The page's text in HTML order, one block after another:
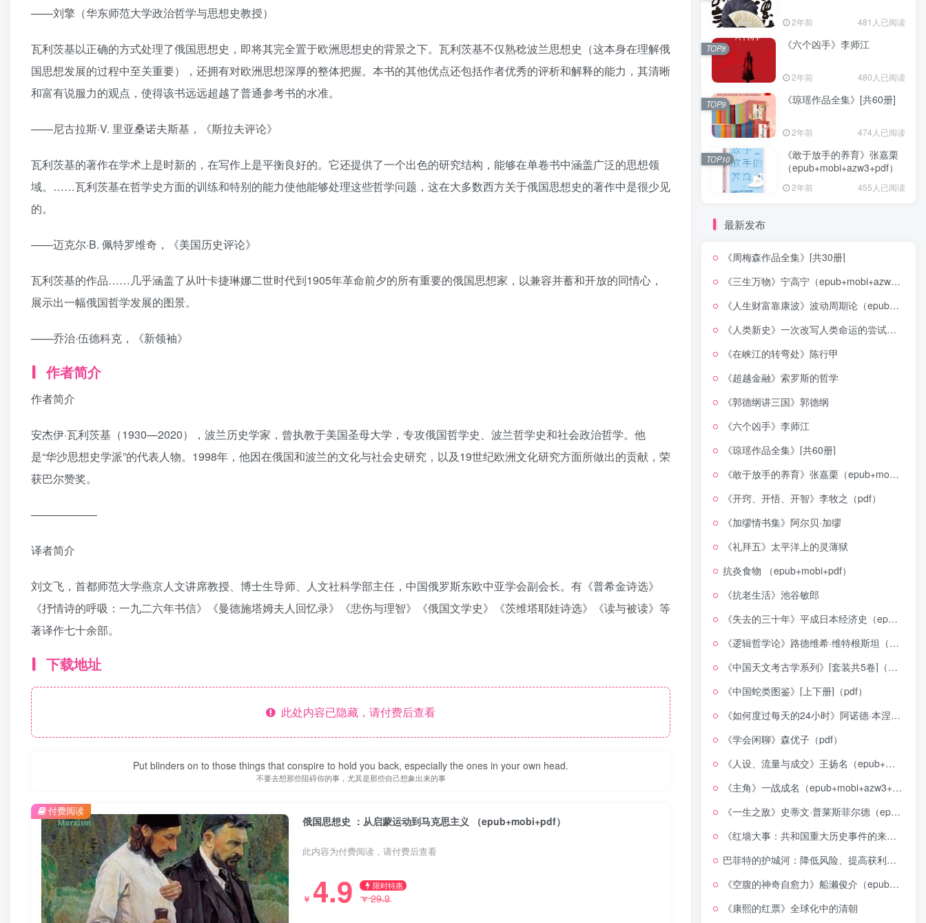
——刘擎（华东师范大学政治哲学与思想史教授）
瓦利茨基以正确的方式处理了俄国思想史，即将其完全置于欧洲思想史的背景之下。瓦利茨基不仅熟稔波兰思想史（这本身在理解俄
国思想发展的过程中至关重要），还拥有对欧洲思想深厚的整体把握。本书的其他优点还包括作者优秀的评析和解释的能力，其清晰
和富有说服力的观点，使得该书远远超越了普通参考书的水准。
——尼古拉斯·V. 里亚桑诺夫斯基，《斯拉夫评论》
瓦利茨基的著作在学术上是时新的，在写作上是平衡良好的。它还提供了一个出色的研究结构，能够在单卷书中涵盖广泛的思想领
域。……瓦利茨基在哲学史方面的训练和特别的能力使他能够处理这些哲学问题，这在大多数西方关于俄国思想史的著作中是很少见
的。
——迈克尔·B. 佩特罗维奇，《美国历史评论》
瓦利茨基的作品……几乎涵盖了从叶卡捷琳娜二世时代到1905年革命前夕的所有重要的俄国思想家，以兼容并蓄和开放的同情心，
展示出一幅俄国哲学发展的图景。
——乔治·伍德科克，《新领袖》
作者简介
作者简介
安杰伊·瓦利茨基（1930—2020），波兰历史学家，曾执教于美国圣母大学，专攻俄国哲学史、波兰哲学史和社会政治哲学。他
是“华沙思想史学派”的代表人物。1998年，他因在俄国和波兰的文化与社会史研究，以及19世纪欧洲文化研究方面所做出的贡献，荣
获巴尔赞奖。
——————
译者简介
刘文飞，首都师范大学燕京人文讲席教授、博士生导师、人文社科学部主任，中国俄罗斯东欧中亚学会副会长。有《普希金诗选》
《抒情诗的呼吸：一九二六年书信》《曼德施塔姆夫人回忆录》《悲伤与理智》《俄国文学史》《茨维塔耶娃诗选》《读与被读》等
著译作七十余部。
下载地址
此处内容已隐藏，请付费后查看
Put blinders on to those things that conspire to hold you back, especially the ones in your own head.
不要去想那些阻碍你的事，尤其是那些自己想象出来的事
俄国思想史 ：从启蒙运动到马克思主义 （epub+mobi+pdf）
此内容为付费阅读，请付费后查看
￥ 4.9 限时特惠
￥29.9
付费阅读
2年前 481人已阅读
《六个凶手》李师江
2年前 480人已阅读
TOP8
《琼瑶作品全集》[共60册]
2年前 474人已阅读
TOP9
《敢于放手的养育》张嘉栗
（epub+mobi+azw3+pdf）
2年前 455人已阅读
TOP10
最新发布
《周梅森作品全集》[共30册]
《三生万物》宁高宁（epub+mobi+azw3+pdf）
《人生财富靠康波》波动周期论（epub+mobi+azw3+pdf）
《人类新史》一次改写人类命运的尝试（epub+mobi+azw3+pdf）
《在峡江的转弯处》陈行甲
《超越金融》索罗斯的哲学
《郭德纲讲三国》郭德纲
《六个凶手》李师江
《琼瑶作品全集》[共60册]
《敢于放手的养育》张嘉栗（epub+mobi+azw3+pdf）
《开窍、开悟、开智》李牧之（pdf）
《加缪情书集》阿尔贝·加缪
《礼拜五》太平洋上的灵薄狱
抗炎食物 （epub+mobi+pdf）
《抗老生活》池谷敏郎
《失去的三十年》平成日本经济史（epub+mobi+azw3+pdf）
《逻辑哲学论》路德维希·维特根斯坦（epub+mobi+azw3+pdf）
《中国天文考古学系列》[套装共5卷]（epub+mobi+azw3+pdf）
《中国蛇类图鉴》[上下册]（pdf）
《如何度过每天的24小时》阿诺德·本涅特（epub+mobi+azw3+pdf）
《学会闲聊》森优子（pdf）
《人设、流量与成交》王扬名（epub+mobi+azw3+pdf）
《主角》一战成名（epub+mobi+azw3+pdf）
《一生之敌》史蒂文·普莱斯菲尔德（epub+mobi+azw3+pdf）
《红墙大事：共和国重大历史事件的来龙去脉》（全二册）（pdf）
巴菲特的护城河：降低风险、提高获利的股市真规则(epub+azw3+mobi)
《空腹的神奇自愈力》船濑俊介（epub+mobi+azw3+pdf）
《康熙的红票》全球化中的清朝